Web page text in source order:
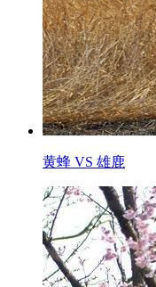
黄蜂 VS 雄鹿